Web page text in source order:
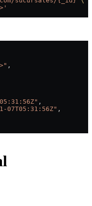
,
,
07T05:31:56Z" ,